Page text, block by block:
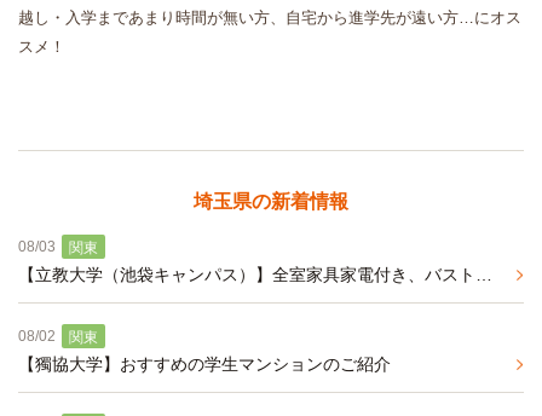
越し・入学まであまり時間が無い方、自宅から進学先が遠い方…にオス
スメ！
埼玉県の新着情報
08/03 関東
08/02 関東
【獨協大学】おすすめの学生マンションのご紹介